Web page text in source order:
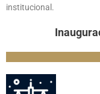
institucional.